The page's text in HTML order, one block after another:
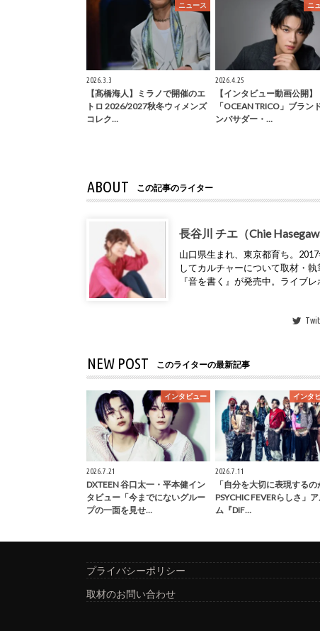
ニュース
2026.3.3
【髙橋海人】ミラノで開催のエ
トロ 2026/2027秋冬ウィメンズ
コレク…
ニ
2026.4.25
【インタビュー動画公開】
「OCEAN TRICO」ブラン
ンバサダー・…
ABOUT この記事のライター
長谷川 チエ（Chie
山口県生まれ、東京都育ち。
してカルチャーについて取材・
『音を書く』が発売中。ライブ
NEW POST このライターの最新記事
インタビュー
2026.7.21
DXTEEN 谷口太一・平本健イン
タビュー「今までにないグルー
プの一面を見せ…
インタ
2026.7.11
「自分を大切に表現するの
PSYCHIC FEVERらしさ」
ム『DIF…
プライバシーポリシー
取材のお問い合わせ